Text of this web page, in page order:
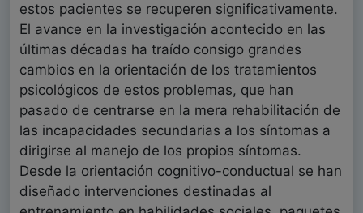
estos pacientes se recuperen significativamente.
El avance en la investigación acontecido en las
últimas décadas ha traído consigo grandes
cambios en la orientación de los tratamientos
psicológicos de estos problemas, que han
pasado de centrarse en la mera rehabilitación de
las incapacidades secundarias a los síntomas a
dirigirse al manejo de los propios síntomas.
Desde la orientación cognitivo-conductual se han
diseñado intervenciones destinadas al